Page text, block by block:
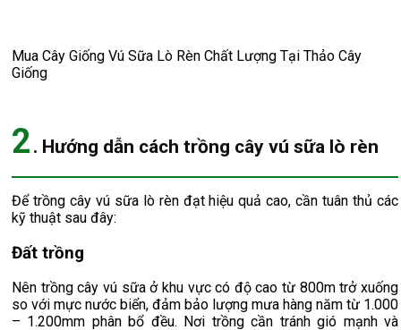
Mua Cây Giống Vú Sữa Lò Rèn Chất Lượng Tại Thảo Cây
Giống
2 . Hướng dẫn cách trồng cây vú sữa lò rèn
Để trồng cây vú sữa lò rèn đạt hiệu quả cao, cần tuân thủ các
kỹ thuật sau đây:
Đất trồng
Nên trồng cây vú sữa ở khu vực có độ cao từ 800m trở xuống
so với mực nước biển, đảm bảo lượng mưa hàng năm từ 1.000
– 1.200mm phân bổ đều. Nơi trồng cần tránh gió mạnh và